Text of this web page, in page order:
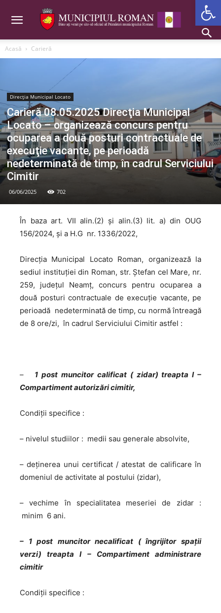
Acasă Carieră
Direcția Municipal Locato
Carieră 08.05.2025 Direcţia Municipal
Locato – organizează concurs pentru
ocuparea a două posturi contractuale de
execuţie vacante, pe perioadă
nedeterminată de timp, în cadrul Serviciului
Cimitir
06/06/2025 702
În baza art. VII alin.(2) şi alin.(3) lit. a) din OUG
156/2024, și a H.G nr. 1336/2022,
Direcţia Municipal Locato Roman, organizează la
sediul instituției din Roman, str. Ștefan cel Mare, nr.
259, județul Neamț, concurs pentru ocuparea a
două posturi contractuale de execuţie vacante, pe
perioadă nedeterminată de timp, cu normă întreagă
de 8 ore/zi, în cadrul Serviciului Cimitir astfel :
–
1 post muncitor calificat ( zidar) treapta I –
Compartiment autorizări cimitir,
Condiţii specifice :
– nivelul studiilor : medii sau generale absolvite,
– deţinerea unui certificat / atestat de calificare în
domeniul de activitate al postului (zidar),
– vechime în specialitatea meseriei de zidar :
minim 6 ani.
– 1 post muncitor necalificat ( îngrijitor spaţii
verzi) treapta I – Compartiment administrare
cimitir
Condiţii specifice :